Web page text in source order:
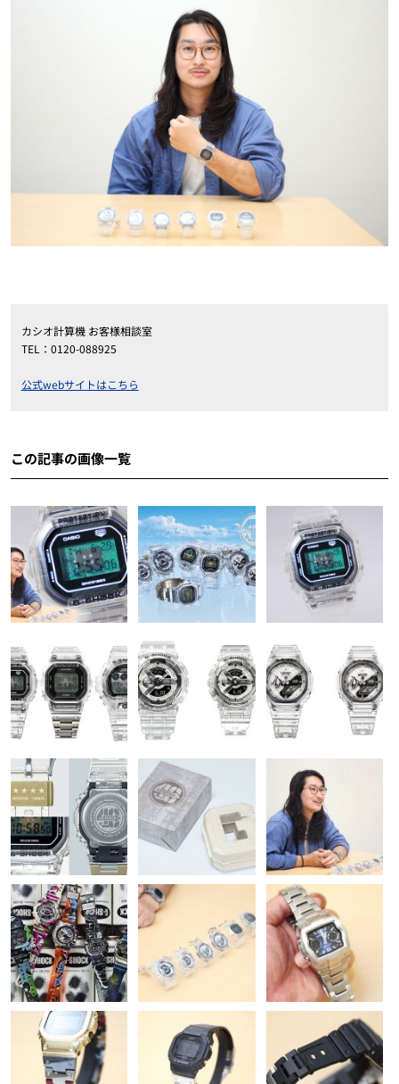
カシオ計算機 お客様相談室
TEL：0120-088925
公式webサイトはこちら
この記事の画像一覧